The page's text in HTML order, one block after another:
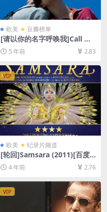
欧美 豆瓣榜单
[请以你的名字呼唤我]Call Me
by Your Name (2017)[百度
网盘+迅雷云盘资源1080P超
清未删减][MP4/8.0GB][中英
字幕]【视频文件+防和谐压缩
包（含解压密码）】
5 年前 2.83
VIP
欧美 纪录片频道
[轮回]Samsara (2011)[百度
网盘+迅雷云盘资源1080P超
清未删减][MP4/6.5GB][无对
4 年前 2.76
VIP